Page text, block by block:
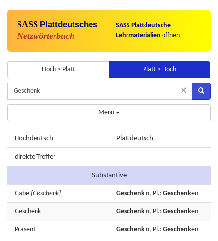
SASS Plattdeutsches
Netzwörterbuch
SASS Plattdeutsche
Lehrmaterialien öffnen
Hoch > Platt Platt > Hoch
×
Menü
Hochdeutsch Plattdeutsch
direkte Treffer
Substantive
Gabe [Geschenk] Geschenk n, Pl.: Geschenken
Geschenk Geschenk n, Pl.: Geschenken
Präsent Geschenk n, Pl.: Geschenken